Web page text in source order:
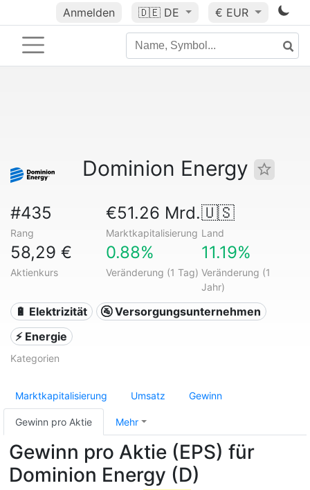
Anmelden 🇩🇪 DE € EUR
Dominion Energy
#435
Rang
€51.26 Mrd.
Marktkapitalisierung
🇺🇸
Land
58,29 €
Aktienkurs
0.88%
Veränderung (1 Tag)
11.19%
Veränderung (1
Jahr)
🔋 Elektrizität
🚰 Versorgungsunternehmen
⚡ Energie
Kategorien
Marktkapitalisierung Umsatz Gewinn
Gewinn pro Aktie Mehr
Gewinn pro Aktie (EPS) für
Dominion Energy (D)